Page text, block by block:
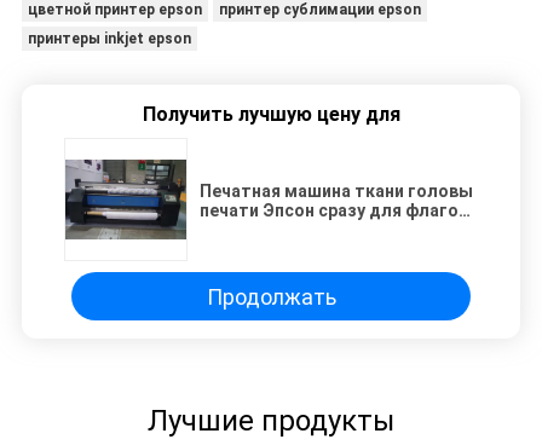
цветной принтер epson
принтер сублимации epson
принтеры inkjet epson
Получить лучшую цену для
Печатная машина ткани головы
печати Эпсон сразу для флагов
Продолжать
Лучшие продукты